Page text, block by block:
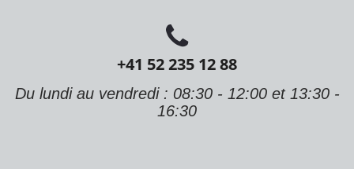
+41 52 235 12 88
Du lundi au vendredi : 08:30 - 12:00 et 13:30 -
16:30